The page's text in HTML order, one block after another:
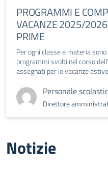
PROGRAMMI E
VACANZE 2025/
PRIME
Per ogni classe e materia
programmi svolti nel corso
assegnati per le vacanze
Personale
Direttore
Notizie